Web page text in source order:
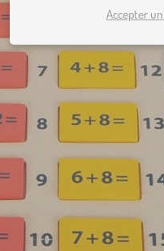
Accepter